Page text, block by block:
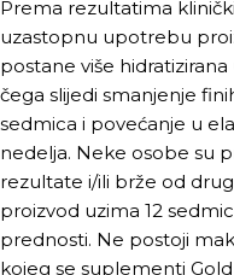
Prema rezultatima
uzastopnu upotrebu
postane više
čega slijedi smanjenje
sedmica i povećanje u
nedelja. Neke osobe su
rezultate i/ili brže od
proizvod uzima 12
prednosti. Ne postoji
kojeg se suplementi